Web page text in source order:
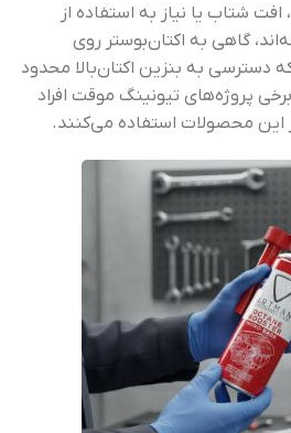
شتاب یا نیاز به استفاده از
گاهی به اکتان‌بوستر روی
دسترسی به بنزین اکتان‌بالا محدود
پروژه‌های تیونینگ موقت افراد
این محصولات استفاده می‌کنند.